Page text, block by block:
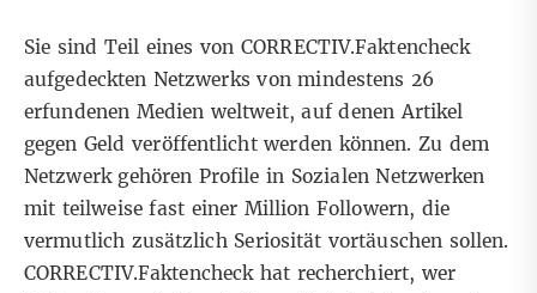
Sie sind Teil eines von CORRECTIV.Faktencheck
aufgedeckten Netzwerks von mindestens 26
erfundenen Medien weltweit, auf denen Artikel
gegen Geld veröffentlicht werden können. Zu dem
Netzwerk gehören Profile in Sozialen Netzwerken
mit teilweise fast einer Million Followern, die
vermutlich zusätzlich Seriosität vortäuschen sollen.
CORRECTIV.Faktencheck hat recherchiert, wer